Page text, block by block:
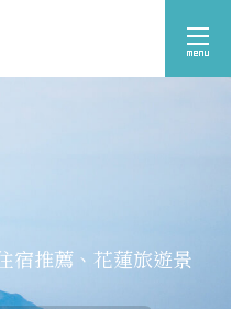
宿推薦、花蓮旅遊景